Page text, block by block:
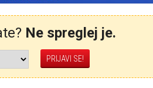
Ne spreglej je.